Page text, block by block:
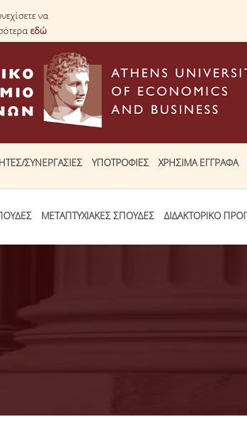
να
εδώ
ΣΥΝΕΡΓΑΣΙΕΣ ΥΠΟΤΡΟΦΙΕΣ ΧΡΗΣΙΜΑ ΕΓΓΡΑΦΑ
ΜΕΤΑΠΤΥΧΙΑΚΕΣ ΣΠΟΥΔΕΣ ΔΙΔΑΚΤΟΡΙΚΟ